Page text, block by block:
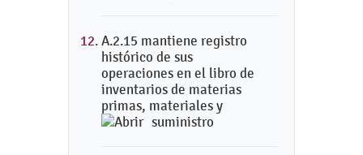
A.2.15 mantiene registro
histórico de sus
operaciones en el libro de
inventarios de materias
primas, materiales y
suministro